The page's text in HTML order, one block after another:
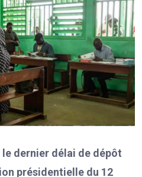
le dernier délai de dépôt
présidentielle du 12